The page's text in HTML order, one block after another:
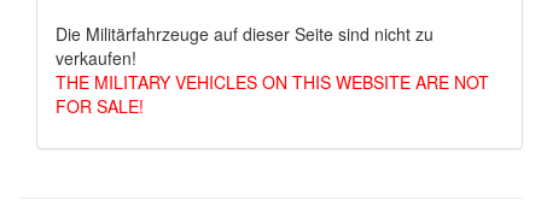
Die Militärfahrzeuge auf dieser Seite sind nicht zu
verkaufen!
THE MILITARY VEHICLES ON THIS WEBSITE ARE NOT
FOR SALE!